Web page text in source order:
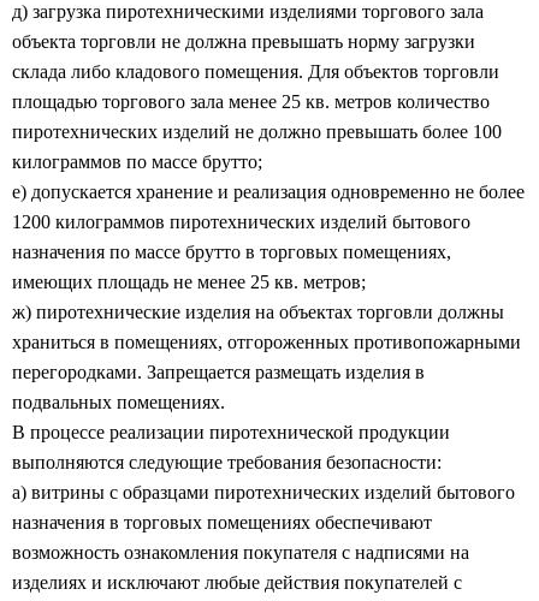
д) загрузка пиротехническими изделиями торгового зала
объекта торговли не должна превышать норму загрузки
склада либо кладового помещения. Для объектов торговли
площадью торгового зала менее 25 кв. метров количество
пиротехнических изделий не должно превышать более 100
килограммов по массе брутто;
е) допускается хранение и реализация одновременно не более
1200 килограммов пиротехнических изделий бытового
назначения по массе брутто в торговых помещениях,
имеющих площадь не менее 25 кв. метров;
ж) пиротехнические изделия на объектах торговли должны
храниться в помещениях, отгороженных противопожарными
перегородками. Запрещается размещать изделия в
подвальных помещениях.
В процессе реализации пиротехнической продукции
выполняются следующие требования безопасности:
а) витрины с образцами пиротехнических изделий бытового
назначения в торговых помещениях обеспечивают
возможность ознакомления покупателя с надписями на
изделиях и исключают любые действия покупателей с